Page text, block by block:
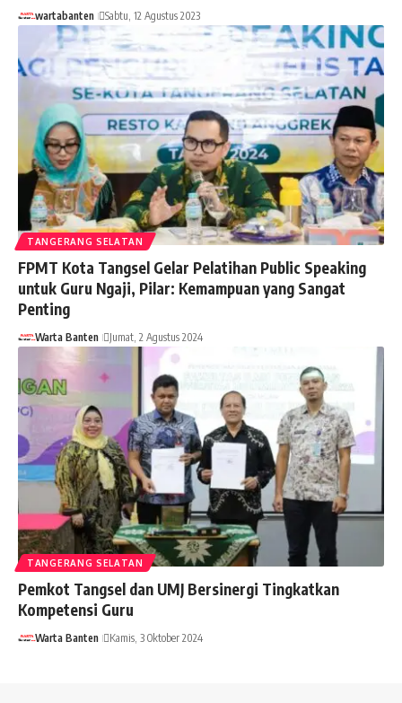
wartabanten Sabtu, 12 Agustus 2023
TANGERANG SELATAN
FPMT Kota Tangsel Gelar Pelatihan Public Speaking
untuk Guru Ngaji, Pilar: Kemampuan yang Sangat
Penting
Warta Banten Jumat, 2 Agustus 2024
TANGERANG SELATAN
Pemkot Tangsel dan UMJ Bersinergi Tingkatkan
Kompetensi Guru
Warta Banten Kamis, 3 Oktober 2024